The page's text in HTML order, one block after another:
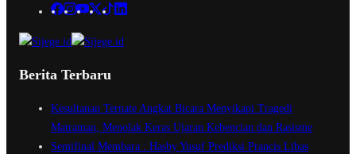
Berita Terbaru
Kesultanan Ternate Angkat Bicara Menyikapi Tragedi
Matraman, Menolak Keras Ujaran Kebencian dan Rasisme
Semifinal Membara : Hasby Yusuf Prediksi Prancis Libas